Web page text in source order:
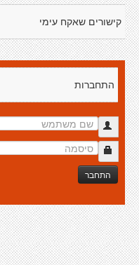
קישורים שאקח עימי
התחברות
התחבר